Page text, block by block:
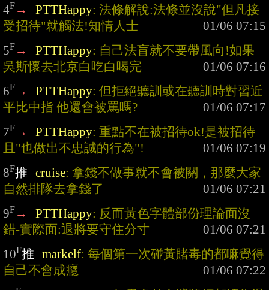
4F → PTTHappy: 法條解說:法條並沒說"但凡接
受招待"就觸法!知情人士
5F → PTTHappy: 自己法盲就不要帶風向!如果
吳斯懷去北京白吃白喝完
6F → PTTHappy: 但拒絕聽訓或在聽訓時對習近
平比中指 他還會被罵嗎?
7F → PTTHappy: 重點不在被招待ok!是被招待
且"也做出不忠誠的行為"!
8F推 cruise: 拿錢不做事就不會被關，那麼大家
自然排隊去拿錢了
9F → PTTHappy: 反而黃色字體部份理論面沒
錯-實際面:退將要守住分寸
10F推 markelf: 每個第一次碰黃賭毒的都嘛覺得
自己不會成癮